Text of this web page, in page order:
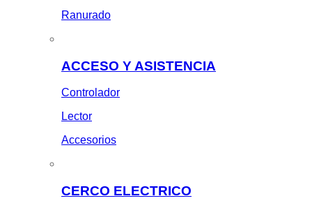
Ranurado
ACCESO Y ASISTENCIA
Controlador
Lector
Accesorios
CERCO ELECTRICO